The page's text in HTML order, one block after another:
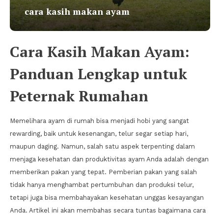
cara kasih makan ayam
Cara Kasih Makan Ayam:
Panduan Lengkap untuk
Peternak Rumahan
Memelihara ayam di rumah bisa menjadi hobi yang sangat
rewarding, baik untuk kesenangan, telur segar setiap hari,
maupun daging. Namun, salah satu aspek terpenting dalam
menjaga kesehatan dan produktivitas ayam Anda adalah dengan
memberikan pakan yang tepat. Pemberian pakan yang salah
tidak hanya menghambat pertumbuhan dan produksi telur,
tetapi juga bisa membahayakan kesehatan unggas kesayangan
Anda. Artikel ini akan membahas secara tuntas bagaimana cara